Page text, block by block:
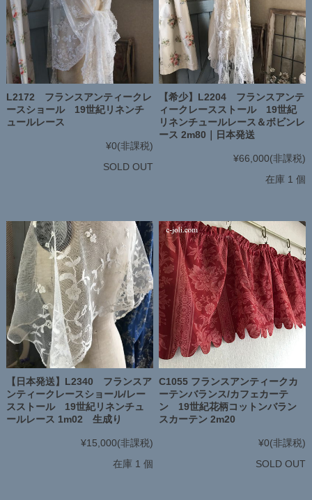
L2172 フランスアンティークレ
ースショール 19世紀リネンチ
ュールレース
¥0(非課税)
SOLD OUT
【希少】L2204 フランスアンテ
ィークレースストール 19世紀
リネンチュールレース＆ボビンレ
ース 2m80｜日本発送
¥66,000(非課税)
在庫 1 個
【日本発送】L2340 フランスア
ンティークレースショール/レー
スストール 19世紀リネンチュ
ールレース 1m02 生成り
¥15,000(非課税)
在庫 1 個
C1055 フランスアンティークカ
ーテンバランス/カフェカーテ
ン 19世紀花柄コットンバラン
スカーテン 2m20
¥0(非課税)
SOLD OUT